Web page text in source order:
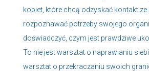
kobiet, które chcą odzyskać kontakt
rozpoznawać potrzeby swojego
doświadczyć, czym jest prawdziwe
To nie jest warsztat o naprawianiu
warsztat o przekraczaniu swoich